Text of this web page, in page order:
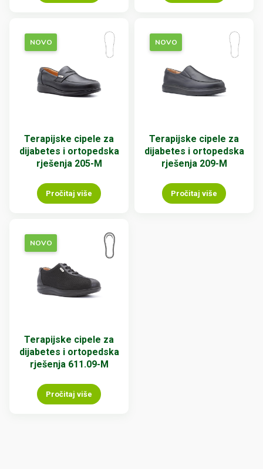
NOVO
Terapijske cipele za
dijabetes i ortopedska
rješenja 205-M
Pročitaj više
NOVO
Terapijske cipele za
dijabetes i ortopedska
rješenja 209-M
Pročitaj više
NOVO
Terapijske cipele za
dijabetes i ortopedska
rješenja 611.09-M
Pročitaj više